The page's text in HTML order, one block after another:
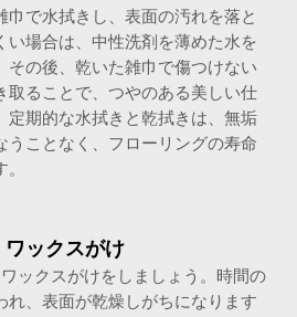
巾で水拭きし、表面の汚れを落と
い場合は、中性洗剤を薄めた水を
その後、乾いた雑巾で傷つけない
取ることで、つやのある美しい仕
定期的な水拭きと乾拭きは、無垢
うことなく、フローリングの寿命
ワックスがけ
ックスがけをしましょう。時間の
れ、表面が乾燥しがちになります